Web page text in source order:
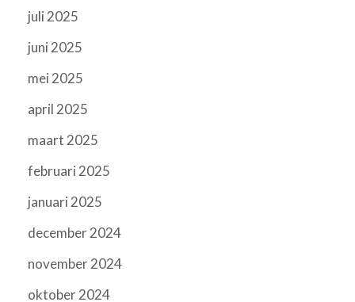
juli 2025
juni 2025
mei 2025
april 2025
maart 2025
februari 2025
januari 2025
december 2024
november 2024
oktober 2024